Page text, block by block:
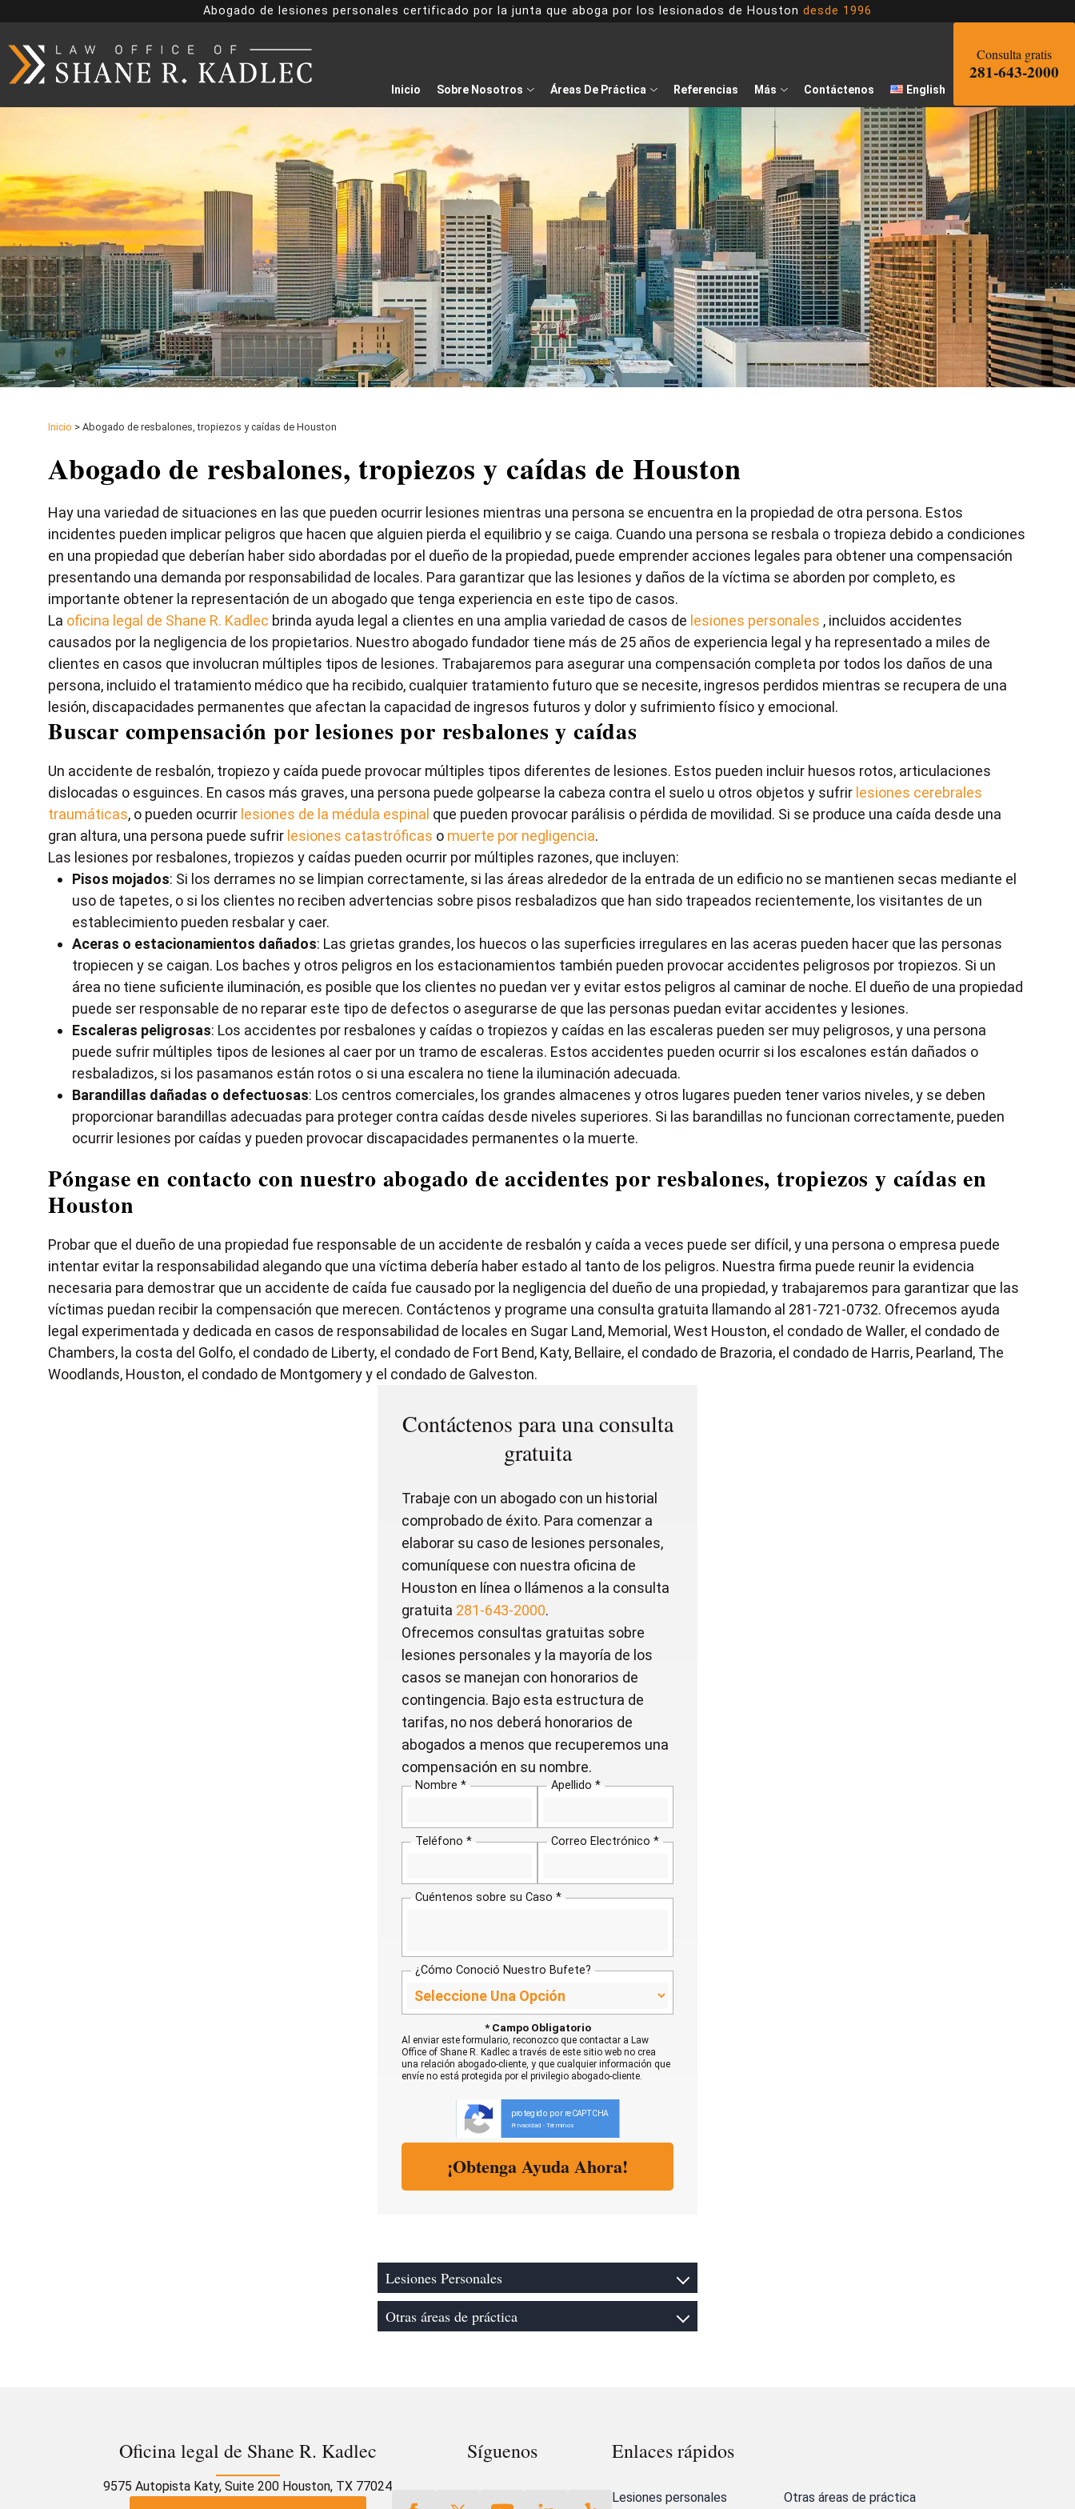
Abogado de lesiones personales certificado por la junta que aboga por los lesionados de Houston desde 1996
Inicio Sobre Nosotros Áreas De Práctica Referencias Más Contáctenos English
Consulta gratis
281-643-2000
Inicio > Abogado de resbalones, tropiezos y caídas de Houston
Abogado de resbalones, tropiezos y caídas de Houston
Hay una variedad de situaciones en las que pueden ocurrir lesiones mientras una persona se encuentra en la propiedad de otra persona. Estos
incidentes pueden implicar peligros que hacen que alguien pierda el equilibrio y se caiga. Cuando una persona se resbala o tropieza debido a condiciones
en una propiedad que deberían haber sido abordadas por el dueño de la propiedad, puede emprender acciones legales para obtener una compensación
presentando una demanda por responsabilidad de locales. Para garantizar que las lesiones y daños de la víctima se aborden por completo, es
importante obtener la representación de un abogado que tenga experiencia en este tipo de casos.
La oficina legal de Shane R. Kadlec brinda ayuda legal a clientes en una amplia variedad de casos de lesiones personales , incluidos accidentes
causados por la negligencia de los propietarios. Nuestro abogado fundador tiene más de 25 años de experiencia legal y ha representado a miles de
clientes en casos que involucran múltiples tipos de lesiones. Trabajaremos para asegurar una compensación completa por todos los daños de una
persona, incluido el tratamiento médico que ha recibido, cualquier tratamiento futuro que se necesite, ingresos perdidos mientras se recupera de una
lesión, discapacidades permanentes que afectan la capacidad de ingresos futuros y dolor y sufrimiento físico y emocional.
Buscar compensación por lesiones por resbalones y caídas
Un accidente de resbalón, tropiezo y caída puede provocar múltiples tipos diferentes de lesiones. Estos pueden incluir huesos rotos, articulaciones
dislocadas o esguinces. En casos más graves, una persona puede golpearse la cabeza contra el suelo u otros objetos y sufrir lesiones cerebrales
traumáticas, o pueden ocurrir lesiones de la médula espinal que pueden provocar parálisis o pérdida de movilidad. Si se produce una caída desde una
gran altura, una persona puede sufrir lesiones catastróficas o muerte por negligencia.
Las lesiones por resbalones, tropiezos y caídas pueden ocurrir por múltiples razones, que incluyen:
Pisos mojados: Si los derrames no se limpian correctamente, si las áreas alrededor de la entrada de un edificio no se mantienen secas mediante el
uso de tapetes, o si los clientes no reciben advertencias sobre pisos resbaladizos que han sido trapeados recientemente, los visitantes de un
establecimiento pueden resbalar y caer.
Aceras o estacionamientos dañados: Las grietas grandes, los huecos o las superficies irregulares en las aceras pueden hacer que las personas
tropiecen y se caigan. Los baches y otros peligros en los estacionamientos también pueden provocar accidentes peligrosos por tropiezos. Si un
área no tiene suficiente iluminación, es posible que los clientes no puedan ver y evitar estos peligros al caminar de noche. El dueño de una propiedad
puede ser responsable de no reparar este tipo de defectos o asegurarse de que las personas puedan evitar accidentes y lesiones.
Escaleras peligrosas: Los accidentes por resbalones y caídas o tropiezos y caídas en las escaleras pueden ser muy peligrosos, y una persona
puede sufrir múltiples tipos de lesiones al caer por un tramo de escaleras. Estos accidentes pueden ocurrir si los escalones están dañados o
resbaladizos, si los pasamanos están rotos o si una escalera no tiene la iluminación adecuada.
Barandillas dañadas o defectuosas: Los centros comerciales, los grandes almacenes y otros lugares pueden tener varios niveles, y se deben
proporcionar barandillas adecuadas para proteger contra caídas desde niveles superiores. Si las barandillas no funcionan correctamente, pueden
ocurrir lesiones por caídas y pueden provocar discapacidades permanentes o la muerte.
Póngase en contacto con nuestro abogado de accidentes por resbalones, tropiezos y caídas en
Houston
Probar que el dueño de una propiedad fue responsable de un accidente de resbalón y caída a veces puede ser difícil, y una persona o empresa puede
intentar evitar la responsabilidad alegando que una víctima debería haber estado al tanto de los peligros. Nuestra firma puede reunir la evidencia
necesaria para demostrar que un accidente de caída fue causado por la negligencia del dueño de una propiedad, y trabajaremos para garantizar que las
víctimas puedan recibir la compensación que merecen. Contáctenos y programe una consulta gratuita llamando al 281-721-0732. Ofrecemos ayuda
legal experimentada y dedicada en casos de responsabilidad de locales en Sugar Land, Memorial, West Houston, el condado de Waller, el condado de
Chambers, la costa del Golfo, el condado de Liberty, el condado de Fort Bend, Katy, Bellaire, el condado de Brazoria, el condado de Harris, Pearland, The
Woodlands, Houston, el condado de Montgomery y el condado de Galveston.
Contáctenos para una consulta
gratuita
Trabaje con un abogado con un historial
comprobado de éxito. Para comenzar a
elaborar su caso de lesiones personales,
comuníquese con nuestra oficina de
Houston en línea o llámenos a la consulta
gratuita 281-643-2000.
Ofrecemos consultas gratuitas sobre
lesiones personales y la mayoría de los
casos se manejan con honorarios de
contingencia. Bajo esta estructura de
tarifas, no nos deberá honorarios de
abogados a menos que recuperemos una
compensación en su nombre.
Nombre * Apellido *
Teléfono * Correo Electrónico *
Cuéntenos sobre su Caso *
¿Cómo Conoció Nuestro Bufete?
* Campo Obligatorio
Al enviar este formulario, reconozco que contactar a Law
Office of Shane R. Kadlec a través de este sitio web no crea
una relación abogado-cliente, y que cualquier información que
envíe no está protegida por el privilegio abogado-cliente.
protegido por reCAPTCHA
Privacidad - Términos
Lesiones Personales
Otras áreas de práctica
Oficina legal de Shane R. Kadlec
9575 Autopista Katy, Suite 200 Houston, TX 77024
Síguenos Enlaces rápidos
Lesiones personales
Otras áreas de práctica